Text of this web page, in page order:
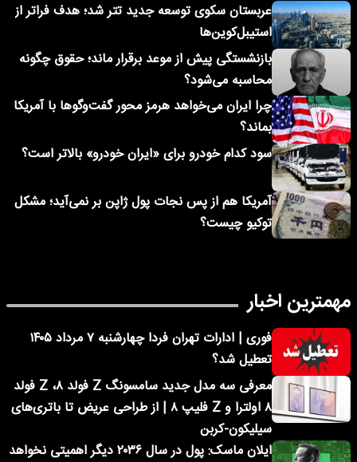
عربستان سکوی توسعه جدید تتر شد؛ هدف فراتر از
استیبل‌کوین‌ها
بازنشستگی پیش از موعد برقرار ماند؛ حقوق چگونه
محاسبه می‌شود؟
چرا ایران می‌خواهد هرمز محور گفت‌وگوها با آمریکا
بماند؟
سود کدام خودرو برای «ایران خودرو» بالاتر است؟
آمریکا هم از پس نجات پول ژاپن بر نمی‌آید؛ مشکل
توکیو چیست؟
مهمترین اخبار
فوری | ادارات تهران فردا چهارشنبه ۷ مرداد ۱۴۰۵
تعطیل شد؟
معرفی سه مدل جدید سامسونگ Z فولد ۸، Z فولد
۸ اولترا و Z فلیپ ۸ | از طراحی عریض تا باتری‌های
سیلیکون-کربن
ایلان ماسک: پول در سال ۲۰۳۶ دیگر اهمیتی نخواهد